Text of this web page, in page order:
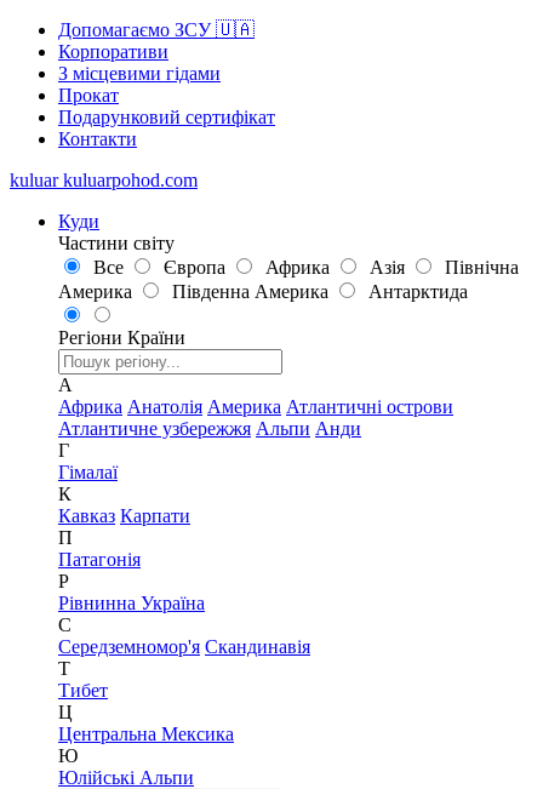
Допомагаємо ЗСУ 🇺🇦
Корпоративи
З місцевими гідами
Прокат
Подарунковий сертифікат
Контакти
kuluar kuluarpohod.com
Куди
Частини світу
Все
Європа Африка Азія
Північна
Америка
Південна Америка Антарктида
Регіони Країни
А
Африка Анатолія Америка Атлантичні острови
Атлантичне узбережжя Альпи Анди
Г
Гімалаї
К
Кавказ Карпати
П
Патагонія
Р
Рівнинна Україна
С
Середземномор'я Скандинавія
Т
Тибет
Ц
Центральна Мексика
Ю
Юлійські Альпи